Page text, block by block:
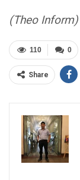
(Theo Inform)
0
110
Share